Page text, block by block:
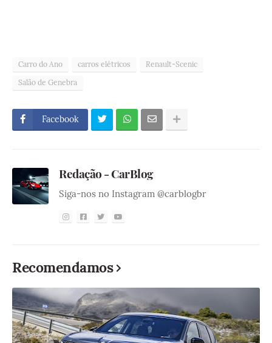
Carro do Ano carros elétricos
Renault-Scenic
Salão de Genebra
Facebook
Redação - CarBlog
Siga-nos no Instagram @carblogbr
Recomendamos